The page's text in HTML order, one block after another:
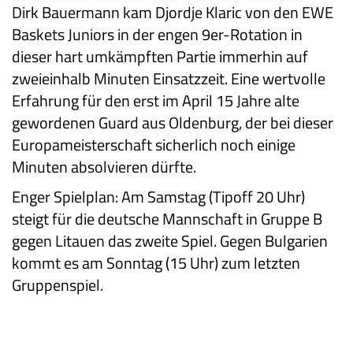
Dirk Bauermann kam Djordje Klaric von den EWE
Baskets Juniors in der engen 9er-Rotation in
dieser hart umkämpften Partie immerhin auf
zweieinhalb Minuten Einsatzzeit. Eine wertvolle
Erfahrung für den erst im April 15 Jahre alte
gewordenen Guard aus Oldenburg, der bei dieser
Europameisterschaft sicherlich noch einige
Minuten absolvieren dürfte.
Enger Spielplan: Am Samstag (Tipoff 20 Uhr)
steigt für die deutsche Mannschaft in Gruppe B
gegen Litauen das zweite Spiel. Gegen Bulgarien
kommt es am Sonntag (15 Uhr) zum letzten
Gruppenspiel.